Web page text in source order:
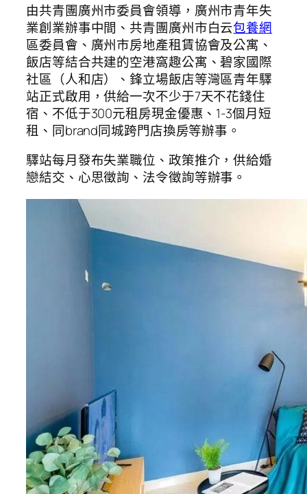
由共青團廣州市委員會領導，廣州市青年失
業創業辦事中間、共青團廣州市白云包養網
區委員會、廣州市房地產租賃協會及公寓、
飯店等結合共建的空港窩趣公寓、碧家國際
社區（人和店）、鋒立場飯店等灣區青年驛
站正式啟用，供給一次不少于7天不花錢住
宿、不低于300元租房現金優惠、1-3個月短
租、同brand同城跨門店換房等辦事。
驛站每月發布失業職位、政策推介，供給婚
戀結交、心思徵詢、法令徵詢等辦事。